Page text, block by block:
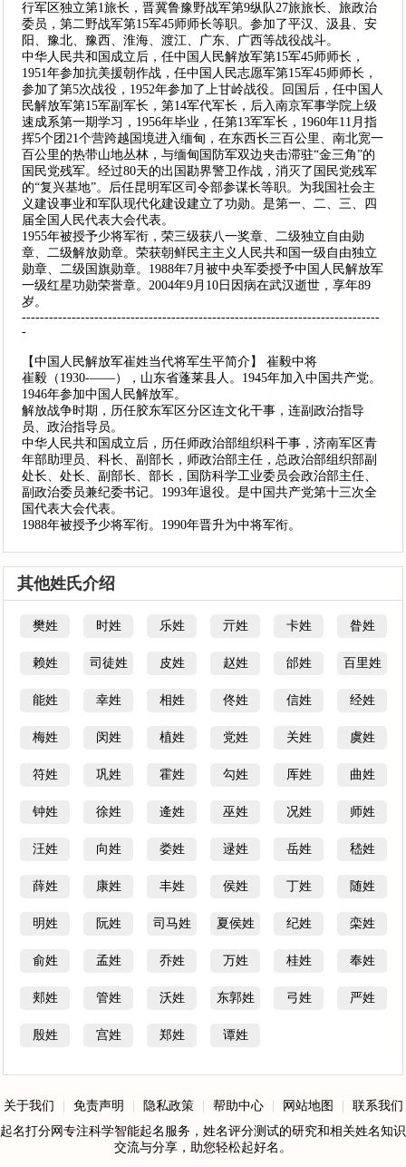
行军区独立第1旅长，晋冀鲁豫野战军第9纵队27旅旅长、旅政治
委员，第二野战军第15军45师师长等职。参加了平汉、汲县、安
阳、豫北、豫西、淮海、渡江、广东、广西等战役战斗。
中华人民共和国成立后，任中国人民解放军第15军45师师长，
1951年参加抗美援朝作战，任中国人民志愿军第15军45师师长，
参加了第5次战役，1952年参加了上甘岭战役。回国后，任中国人
民解放军第15军副军长，第14军代军长，后入南京军事学院上级
速成系第一期学习，1956年毕业，任第13军军长，1960年11月指
挥5个团21个营跨越国境进入缅甸，在东西长三百公里、南北宽一
百公里的热带山地丛林，与缅甸国防军双边夹击滞驻“金三角”的
国民党残军。经过80天的出国勘界警卫作战，消灭了国民党残军
的“复兴基地”。后任昆明军区司令部参谋长等职。为我国社会主
义建设事业和军队现代化建设建立了功勋。是第一、二、三、四
届全国人民代表大会代表。
1955年被授予少将军衔，荣三级获八一奖章、二级独立自由勋
章、二级解放勋章。荣获朝鲜民主主义人民共和国一级自由独立
勋章、二级国旗勋章。1988年7月被中央军委授予中国人民解放军
一级红星功勋荣誉章。2004年9月10日因病在武汉逝世，享年89
岁。
-------------------------------------------------------------------------------
-
【中国人民解放军崔姓当代将军生平简介】 崔毅中将
崔毅（1930-——），山东省蓬莱县人。1945年加入中国共产党。
1946年参加中国人民解放军。
解放战争时期，历任胶东军区分区连文化干事，连副政治指导
员、政治指导员。
中华人民共和国成立后，历任师政治部组织科干事，济南军区青
年部助理员、科长、副部长，师政治部主任，总政治部组织部副
处长、处长、副部长、部长，国防科学工业委员会政治部主任、
副政治委员兼纪委书记。1993年退役。是中国共产党第十三次全
国代表大会代表。
1988年被授予少将军衔。1990年晋升为中将军衔。
其他姓氏介绍
樊姓 时姓 乐姓 亓姓 卡姓 昝姓
赖姓 司徒姓 皮姓 赵姓 邰姓 百里姓
能姓 幸姓 相姓 佟姓 信姓 经姓
梅姓 闵姓 植姓 党姓 关姓 虞姓
符姓 巩姓 霍姓 勾姓 厍姓 曲姓
钟姓 徐姓 逄姓 巫姓 况姓 师姓
汪姓 向姓 娄姓 逯姓 岳姓 嵇姓
薛姓 康姓 丰姓 侯姓 丁姓 随姓
明姓 阮姓 司马姓 夏侯姓 纪姓 栾姓
俞姓 孟姓 乔姓 万姓 桂姓 奉姓
郏姓 管姓 沃姓 东郭姓 弓姓 严姓
殷姓 宫姓 郑姓 谭姓
关于我们 免责声明 隐私政策 帮助中心 网站地图
联系我们
起名打分网专注科学智能起名服务，姓名评分测试的研究和相关姓名知识
交流与分享，助您轻松起好名。